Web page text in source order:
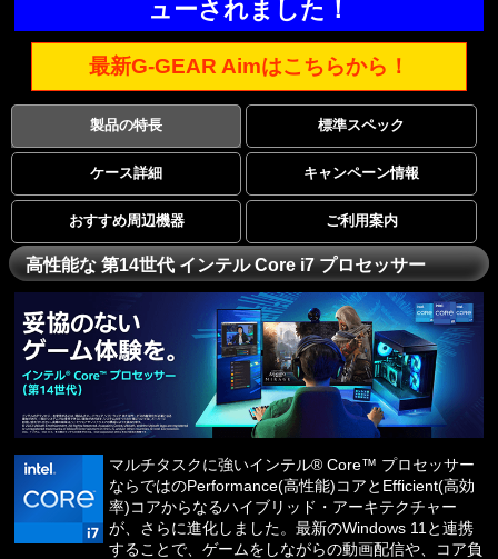
ューされました！
最新G-GEAR Aimはこちらから！
製品の特長 標準スペック
ケース詳細 キャンペーン情報
おすすめ周辺機器 ご利用案内
高性能な 第14世代 インテル Core i7 プロセッサー
マルチタスクに強いインテル® Core™ プロセッサー
ならではのPerformance(高性能)コアとEfficient(高効
率)コアからなるハイブリッド・アーキテクチャー
が、さらに進化しました。最新のWindows 11と連携
することで、ゲームをしながらの動画配信や、コア負